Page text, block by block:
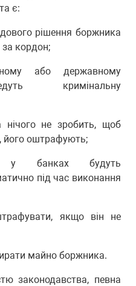
є:
рішення боржника
кордон;
або державному
кримінальну
не зробить, щоб
його оштрафують;
у банках будуть
під час виконання
якщо він не
майно боржника.
законодавства, певна